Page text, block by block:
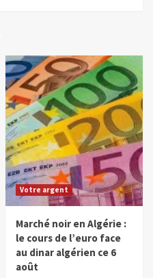
Votre argent
Marché noir en Algérie :
le cours de l’euro face
au dinar algérien ce 6
août